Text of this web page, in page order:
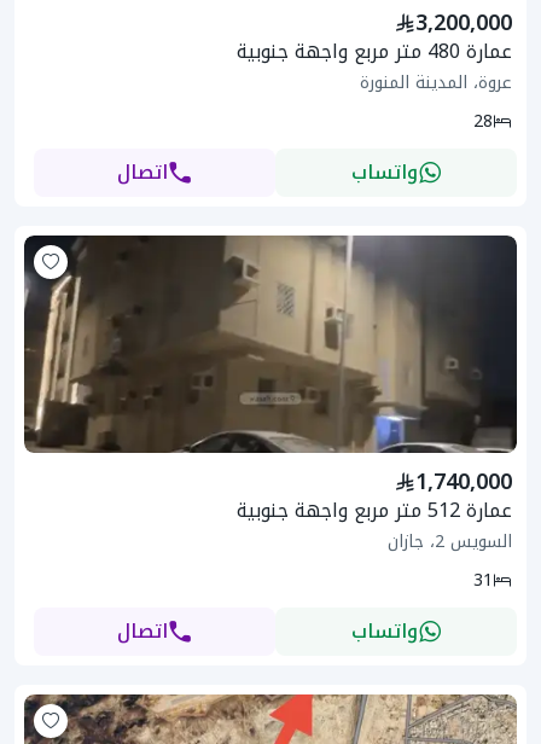
3,200,000
عمارة 480 متر مربع واجهة جنوبية
عروة، المدينة المنورة
28
واتساب اتصال
1,740,000
عمارة 512 متر مربع واجهة جنوبية
السويس 2، جازان
31
واتساب اتصال